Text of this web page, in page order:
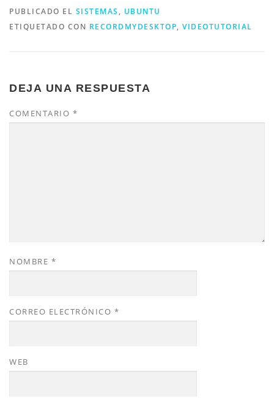
PUBLICADO EL SISTEMAS , UBUNTU
ETIQUETADO CON RECORDMYDESKTOP, VIDEOTUTORIAL
DEJA UNA RESPUESTA
COMENTARIO *
NOMBRE *
CORREO ELECTRÓNICO *
WEB